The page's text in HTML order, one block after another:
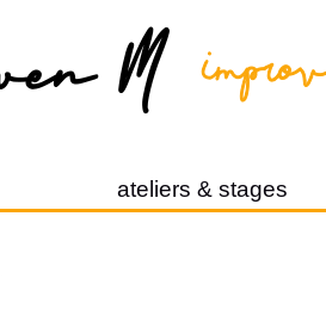
ateliers & stages